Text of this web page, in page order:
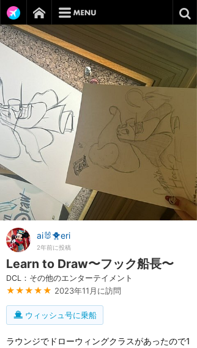
ai🐰🐥eri
2年前に投稿
Learn to Draw〜フック船長〜
DCL：その他のエンターテイメント
★★★★★ 2023年11月に訪問
ウィッシュ号に乗船
ラウンジでドローウィングクラスがあったので1